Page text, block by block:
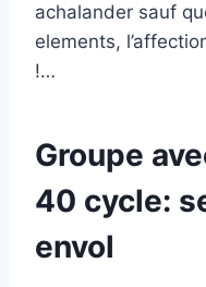
achalander sauf
elements,
!…
Groupe
40 cycle:
envol